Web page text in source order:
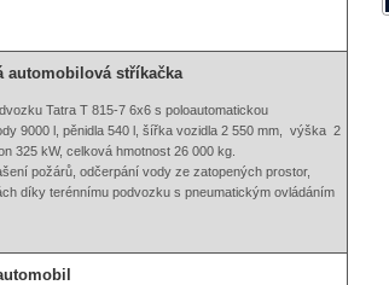
automobilová stříkačka
Tatra T 815-7 6x6 s poloautomatickou
9000 l, pěnidla 540 l, šířka vozidla 2 550 mm, výška 2
325 kW, celková hmotnost 26 000 kg.
požárů, odčerpání vody ze zatopených prostor,
díky terénnímu podvozku s pneumatickým ovládáním